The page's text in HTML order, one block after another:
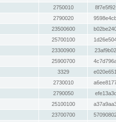
2750010
2790020
23500600
25700100
23300900
25900700
3329
2730010
2790050
25100100
23700700